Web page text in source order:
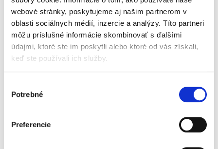
webové stránky, poskytujeme aj našim partnerom v
oblasti sociálnych médií, inzercie a analýzy. Títo partneri
môžu príslušné informácie skombinovať s ďalšími
údajmi, ktoré ste im poskytli alebo ktoré od vás získali,
keď ste používali ich služby.
súhlasu
Potrebné
Preferencie
Zákon o Ústavnom
súde Slovenskej
republiky
119,00 €